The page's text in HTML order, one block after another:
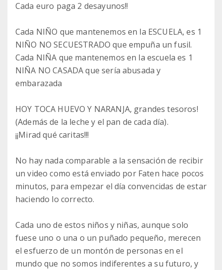
Cada euro paga 2 desayunos!!
Cada NIÑO que mantenemos en la ESCUELA, es 1
NIÑO NO SECUESTRADO que empuña un fusil.
Cada NIÑA que mantenemos en la escuela es 1
NIÑA NO CASADA que sería abusada y
embarazada
HOY TOCA HUEVO Y NARANJA, grandes tesoros!
(Además de la leche y el pan de cada día).
¡¡Mirad qué caritas!!!
No hay nada comparable a la sensación de recibir
un video como está enviado por Faten hace pocos
minutos, para empezar el día convencidas de estar
haciendo lo correcto.
Cada uno de estos niños y niñas, aunque solo
fuese uno o una o un puñado pequeño, merecen
el esfuerzo de un montón de personas en el
mundo que no somos indiferentes a su futuro, y